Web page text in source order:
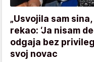
„Usvojila sam
rekao: ‘Ja nisam
odgaja bez
svoj novac